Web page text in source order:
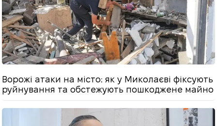
Ворожі атаки на місто: як у Миколаєві фіксують
руйнування та обстежують пошкоджене майно